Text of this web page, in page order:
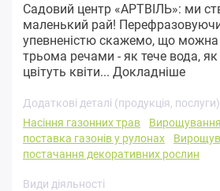
Садовий центр «АРТВІЛЬ»: ми
маленький рай!
упевненістю скажемо, що можна
трьома речами - як тече вода,
цвітуть квіти... Докладніше
Додаткові деталі (продукція,
Насіння газонних трав
Вирощування
поставка газонів у рулонах
постачання декоративних рослин
Види діяльності